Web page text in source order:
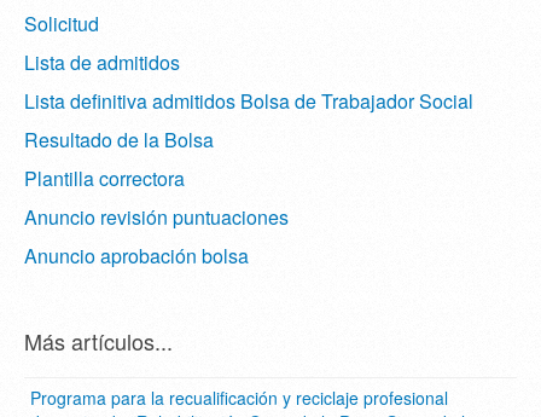
Solicitud
Lista de admitidos
Lista definitiva admitidos Bolsa de Trabajador Social
Resultado de la Bolsa
Plantilla correctora
Anuncio revisión puntuaciones
Anuncio aprobación bolsa
Más artículos...
Programa para la recualificación y reciclaje profesional